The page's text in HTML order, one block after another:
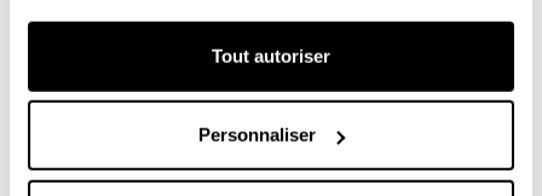
Tout autoriser
Personnaliser
Le château est entièrement fabriqué enverre épais
résistant à la chaleur. C'est le matériau idéal pour la cuisson
et rend la cuisine plus naturelle et plus saine.